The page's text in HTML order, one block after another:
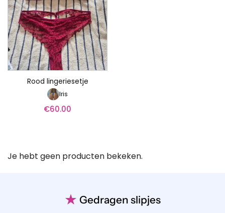
Rood lingeriesetje
Iris
€60.00
Je hebt geen producten bekeken.
★ Gedragen slipjes